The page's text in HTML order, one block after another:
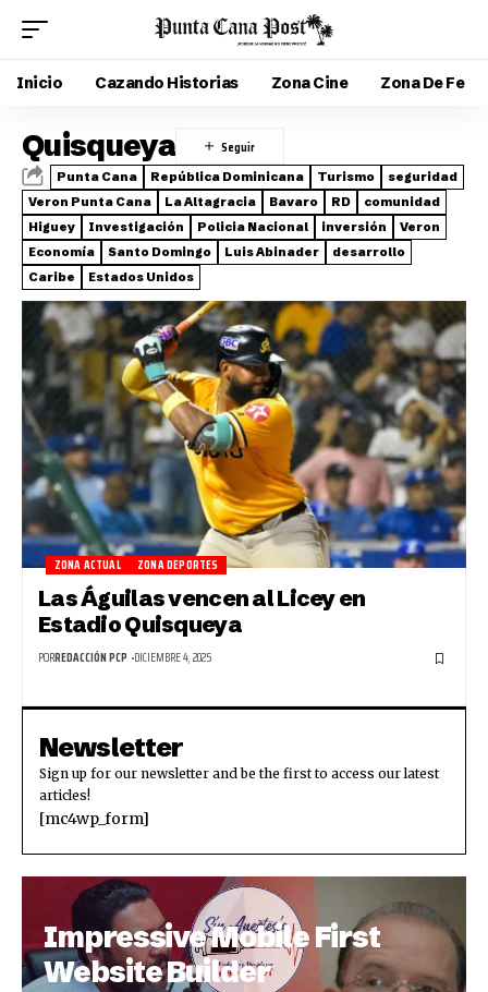
Inicio Cazando Historias Zona Cine Zona De Fe
Quisqueya
Punta Cana República Dominicana Turismo
seguridad
Veron Punta Cana
La Altagracia Bavaro RD
comunidad
Higuey
Investigación Policia Nacional inversión
Veron
Economía
Santo Domingo Luis Abinader
desarrollo
Caribe
Estados Unidos
ZONA ACTUAL ZONA DEPORTES
Las Águilas vencen al Licey en
Estadio Quisqueya
PORREDACCIÓN PCP DICIEMBRE 4, 2025
Newsletter
Sign up for our newsletter and be the first to access our latest
articles!
[mc4wp_form]
Impressive Mobile First
Website Builder